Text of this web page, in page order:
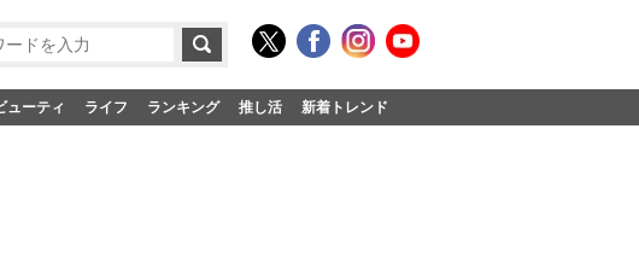
ューティ ライフ ランキング 推し活 新着トレンド